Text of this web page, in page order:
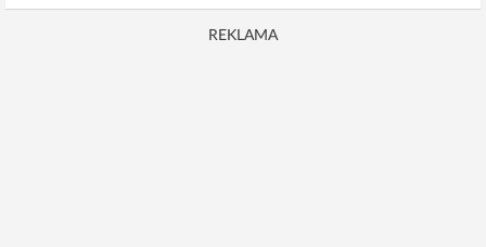
REKLAMA